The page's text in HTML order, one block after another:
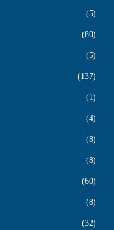
5
80
5
137
1
4
8
8
60
8
32